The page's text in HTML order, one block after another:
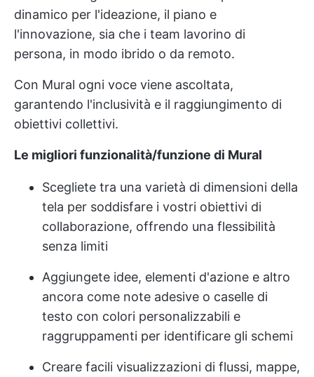
dinamico per l'ideazione, il piano e
l'innovazione, sia che i team lavorino di
persona, in modo ibrido o da remoto.
Con Mural ogni voce viene ascoltata,
garantendo l'inclusività e il raggiungimento di
obiettivi collettivi.
Le migliori funzionalità/funzione di Mural
Scegliete tra una varietà di dimensioni della
tela per soddisfare i vostri obiettivi di
collaborazione, offrendo una flessibilità
senza limiti
Aggiungete idee, elementi d'azione e altro
ancora come note adesive o caselle di
testo con colori personalizzabili e
raggruppamenti per identificare gli schemi
Creare facili visualizzazioni di flussi, mappe,